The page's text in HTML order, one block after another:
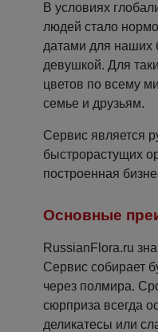
В условиях
людей стало
датами для наших
девушкой. Для
цветов по всему
семье и друзьям.
Сервис является
быстрорастущих
построенная
Основные
RussianFlora.ru
Сервис собирает
через полмира.
сюрприза всегда
деликатесы или